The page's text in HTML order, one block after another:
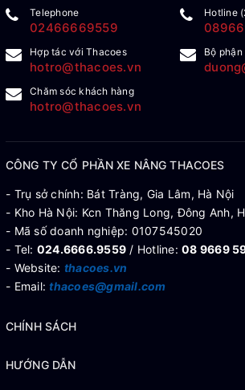
Telephone
02466669559
Hotline
Hợp tác với Thacoes
hotro@thacoes.vn
Bộ
Chăm sóc khách hàng
hotro@thacoes.vn
CÔNG TY CỔ PHẦN XE NÂNG THACOES
- Trụ sở chính: Bát Tràng, Gia Lâm, Hà Nội
- Kho Hà Nội: Kcn Thăng Long, Đông Anh,
- Mã số doanh nghiệp: 0107545020
- Tel: 024.6666.9559 / Hotline: 08 9669
- Website: thacoes.vn
- Email:thacoes@gmail.com
CHÍNH SÁCH
HƯỚNG DẪN